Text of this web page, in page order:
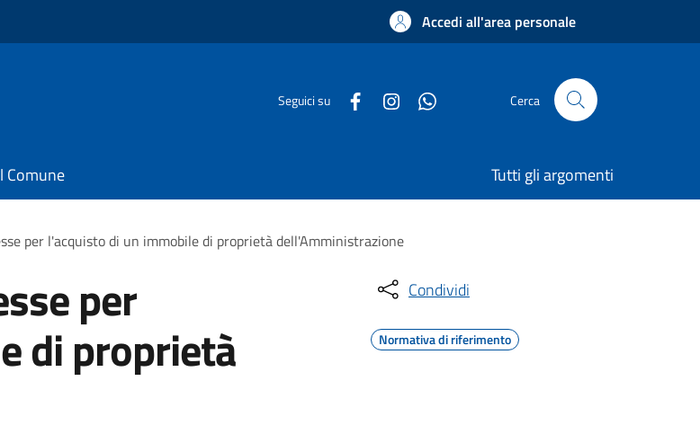
Accedi all'area personale
Seguici su Cerca
Comune Tutti gli argomenti
per l'acquisto di un immobile di proprietà dell'Amministrazione
per
di proprietà
Condividi
Normativa di riferimento